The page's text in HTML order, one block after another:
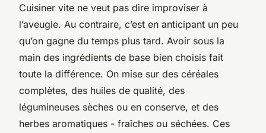
Cuisiner vite ne veut pas dire improviser à
l’aveugle. Au contraire, c’est en anticipant un peu
qu’on gagne du temps plus tard. Avoir sous la
main des ingrédients de base bien choisis fait
toute la différence. On mise sur des céréales
complètes, des huiles de qualité, des
légumineuses sèches ou en conserve, et des
herbes aromatiques - fraîches ou séchées. Ces